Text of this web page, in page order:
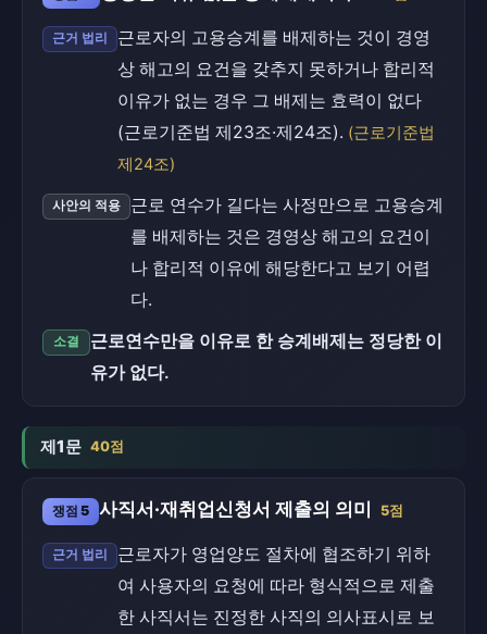
근거 법리
근로자의 고용승계를 배제하는 것이 경영
상 해고의 요건을 갖추지 못하거나 합리적
이유가 없는 경우 그 배제는 효력이 없다
(근로기준법 제23조·제24조). (근로기준법
제24조)
사안의 적용
근로 연수가 길다는 사정만으로 고용승계
를 배제하는 것은 경영상 해고의 요건이
나 합리적 이유에 해당한다고 보기 어렵
다.
소결
근로연수만을 이유로 한 승계배제는 정당한 이
유가 없다.
제1문 40점
쟁점 5 사직서·재취업신청서 제출의 의미 5점
근거 법리
근로자가 영업양도 절차에 협조하기 위하
여 사용자의 요청에 따라 형식적으로 제출
한 사직서는 진정한 사직의 의사표시로 보